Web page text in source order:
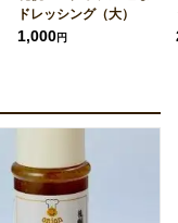
ドレッシング（大）
1,000円